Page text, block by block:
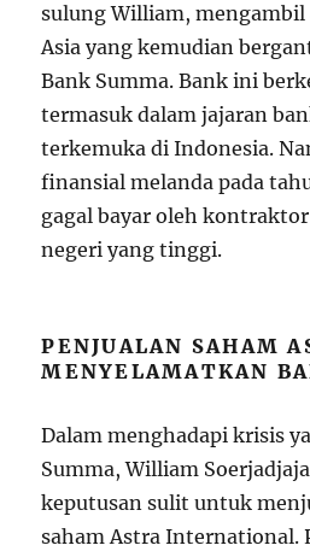
sulung William,
Asia yang kemudian
Bank Summa. Bank ini
termasuk dalam jajaran
terkemuka di Indonesia.
finansial melanda pada
gagal bayar oleh
negeri yang tinggi.
PENJUALAN SAHAM
MENYELAMATKAN
Dalam menghadapi krisis
Summa, William
keputusan sulit untuk
saham Astra International.